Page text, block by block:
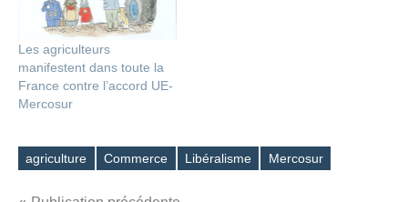
Les agriculteurs
manifestent dans toute la
France contre l’accord UE-
Mercosur
Étiquettes
agriculture Commerce Libéralisme Mercosur